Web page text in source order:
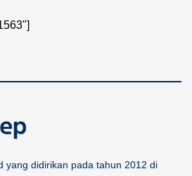
yang didirikan pada tahun 2012 di